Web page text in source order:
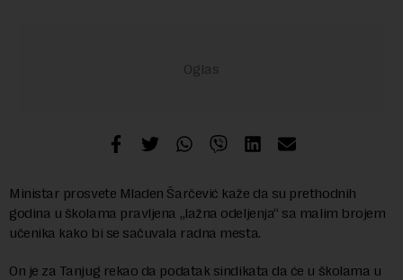
Ministar prosvete Mladen Šarčević kaže da su prethodnih
godina u školama pravljena „lažna odeljenja“ sa malim brojem
učenika kako bi se sačuvala radna mesta.
On je za Tanjug rekao da podatak sindikata da će u školama u